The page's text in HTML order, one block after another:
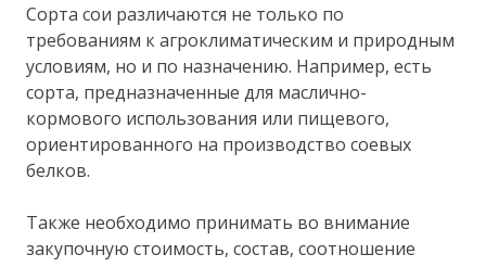
Сорта сои различаются не только по
требованиям к агроклиматическим и природным
условиям, но и по назначению. Например, есть
сорта, предназначенные для маслично-
кормового использования или пищевого,
ориентированного на производство соевых
белков.
Также необходимо принимать во внимание
закупочную стоимость, состав, соотношение